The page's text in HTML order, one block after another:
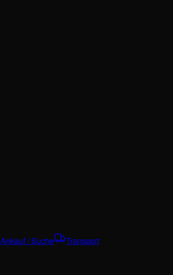
Ankauf / Suche Transport